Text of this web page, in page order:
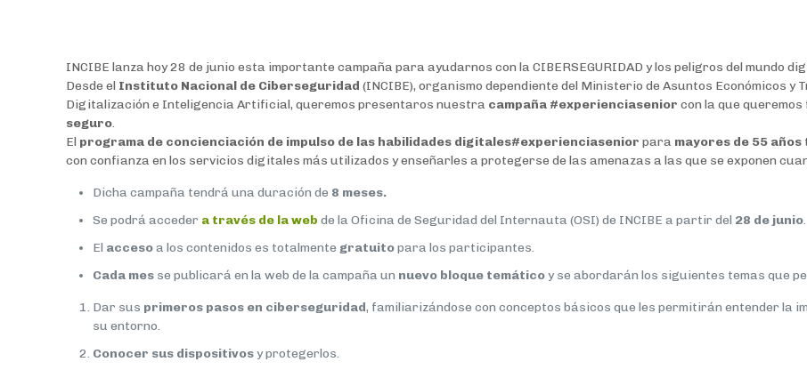
INCIBE lanza hoy 28 de junio esta importante campaña para ayudarnos con la CIBERSEGURIDAD y los peligros del mundo
Desde el Instituto Nacional de Ciberseguridad(INCIBE), organismo dependiente del Ministerio de Asuntos Económicos
Digitalización e Inteligencia Artificial, queremos presentaros nuestra campaña #experienciasenior con la que
seguro.
El programa de concienciación de impulso de las habilidades digitales#experienciasenior para mayores de 55 años
con confianza en los servicios digitales más utilizados y enseñarles a protegerse de las amenazas a las que se exponen
Dicha campaña tendrá una duración de 8 meses.
Se podrá acceder a través de la web de la Oficina de Seguridad del Internauta (OSI) de INCIBE a partir del 28 de junio.
El accesoa los contenidos es totalmente gratuitopara los participantes.
Cada mes se publicará en la web de la campaña un nuevo bloque temáticoy se abordarán los siguientes temas que
Dar sus primeros pasos en ciberseguridad, familiarizándose con conceptos básicos que les permitirán entender la
su entorno.
Conocer sus dispositivosy protegerlos.